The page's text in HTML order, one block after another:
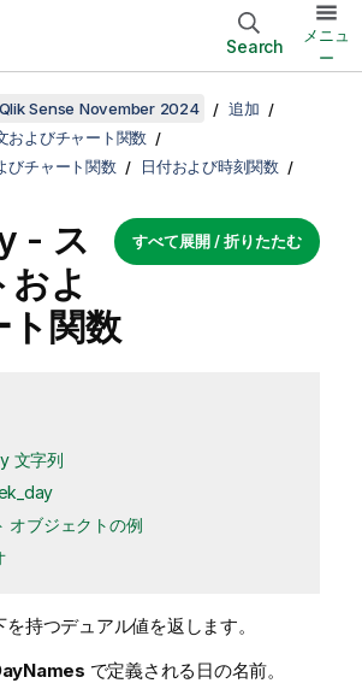
Search
メニュ
ー
Sense November 2024
追加
およびチャート関数
びチャート関数
日付および時刻関数
すべて展開 / 折りたたむ
- ス
およ
ト関数
文字列
オブジェクトの例
持つデュアル値を返します。
で定義される日の名前。